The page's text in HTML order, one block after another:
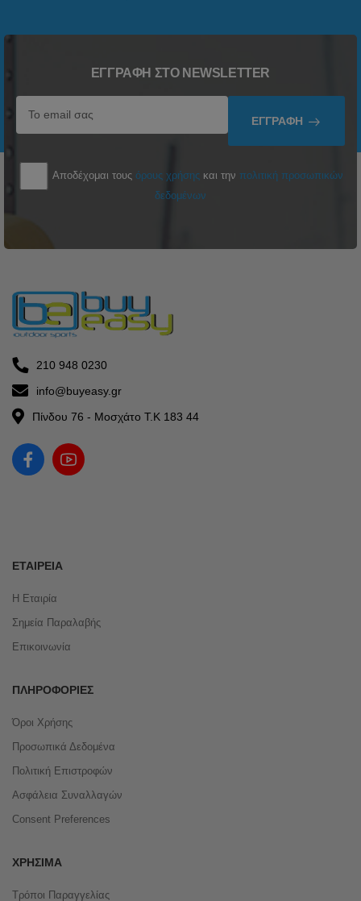
ΕΓΓΡΑΦΉ ΣΤΟ NEWSLETTER
ΕΓΓΡΑΦΉ
Αποδέχομαι τους όρους χρήσης και την πολιτική προσωπικών
δεδομένων
210 948 0230
info@buyeasy.gr
Πίνδου 76 - Μοσχάτο Τ.Κ 183 44
ΕΤΑΙΡΕΊΑ
Η Εταιρία
Σημεία Παραλαβής
Επικοινωνία
ΠΛΗΡΟΦΟΡΊΕΣ
Όροι Χρήσης
Προσωπικά Δεδομένα
Πολιτική Επιστροφών
Ασφάλεια Συναλλαγών
Consent Preferences
ΧΡΉΣΙΜΑ
Τρόποι Παραγγελίας